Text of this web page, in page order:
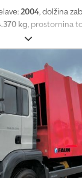
2004, dolžina
kg , prostornina
nakladalnega
naprava
,
kontejner z
se nahaja
naše
redu - CSC –
funkcionalen, takoj
o hladilnem
delov: tovornega
enote.
izoliranimi stenami